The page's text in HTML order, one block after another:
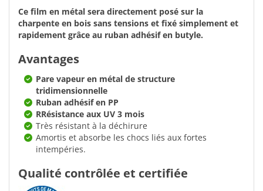
Ce film en métal sera directement posé sur la
charpente en bois sans tensions et fixé simplement et
rapidement grâce au ruban adhésif en butyle.
Avantages
Pare vapeur en métal de structure
tridimensionnelle
Ruban adhésif en PP
RRésistance aux UV 3 mois
Très résistant à la déchirure
Amortis et absorbe les chocs liés aux fortes
intempéries.
Qualité contrôlée et certifiée